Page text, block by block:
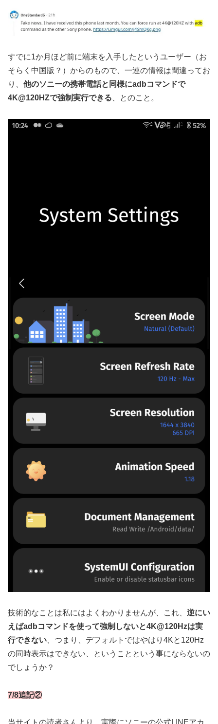
すでに1か月ほど前に端末を入手したというユーザー（お
そらく中国版？）からのもので、一連の情報は間違ってお
り、 他のソニーの携帯電話と同様にadbコマンドで
4K@120HZで強制実行できる 、とのこと。
技術的なことは私にはよくわかりませんが、これ、 逆にい
えばadbコマンドを使って強制しないと4K@120Hzは実
行できない 、つまり、デフォルトではやはり4Kと120Hz
の同時表示はできない、ということという事にならないの
でしょうか？
7/8追記②